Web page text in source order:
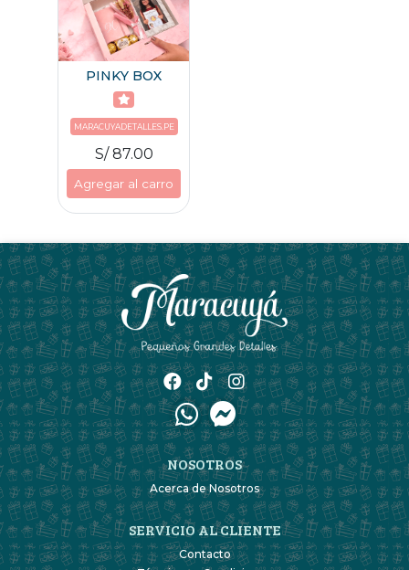
PINKY BOX
MARACUYADETALLES.PE
S/ 87.00
Agregar al carro
NOSOTROS
Acerca de Nosotros
SERVICIO AL CLIENTE
Contacto